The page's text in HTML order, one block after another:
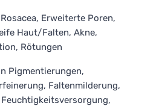
Erweiterte Poren,
Haut/Falten, Akne,
Rötungen
Pigmentierungen,
Faltenmilderung,